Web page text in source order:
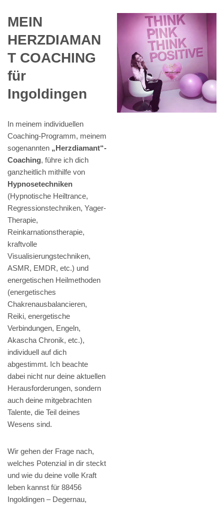
MEIN
HERZDIAMAN
T COACHING
für
Ingoldingen
In meinem individuellen
Coaching-Programm, meinem
sogenannten „Herzdiamant“-
Coaching, führe ich dich
ganzheitlich mithilfe von
Hypnosetechniken
(Hypnotische Heiltrance,
Regressionstechniken, Yager-
Therapie,
Reinkarnationstherapie,
kraftvolle
Visualisierungstechniken,
ASMR, EMDR, etc.) und
energetischen Heilmethoden
(energetisches
Chakrenausbalancieren,
Reiki, energetische
Verbindungen, Engeln,
Akascha Chronik, etc.),
individuell auf dich
abgestimmt. Ich beachte
dabei nicht nur deine aktuellen
Herausforderungen, sondern
auch deine mitgebrachten
Talente, die Teil deines
Wesens sind.
Wir gehen der Frage nach,
welches Potenzial in dir steckt
und wie du deine volle Kraft
leben kannst für 88456
Ingoldingen – Degernau,